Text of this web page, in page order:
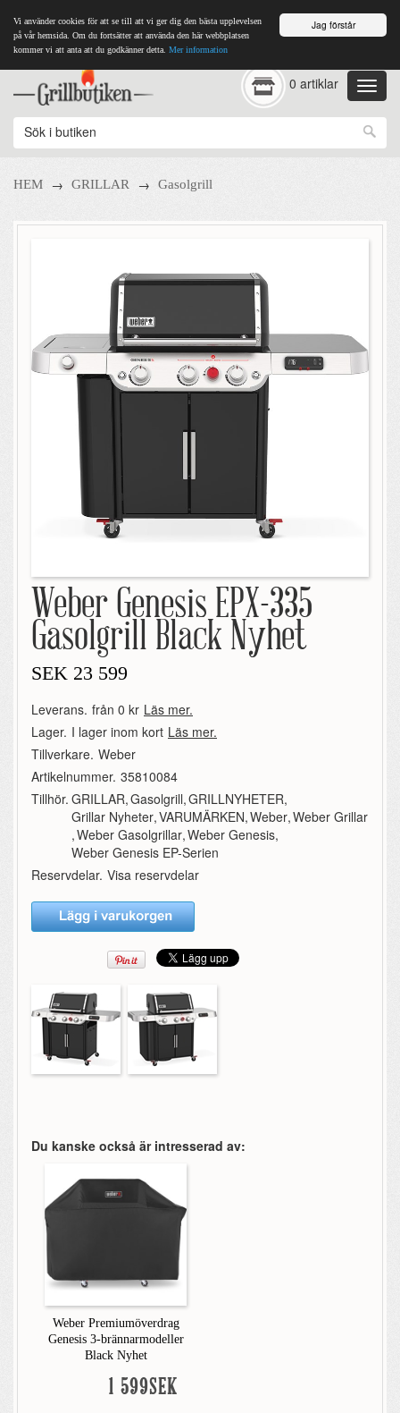
Jag förstår
Vi använder cookies för att se till att vi ger dig den bästa upplevelsen
på vår hemsida. Om du fortsätter att använda den här webbplatsen
kommer vi att anta att du godkänner detta. Mer information
0 artiklar
HEM → GRILLAR → Gasolgrill
Weber Genesis EPX-335
Gasolgrill Black Nyhet
SEK 23 599
Leverans. från 0 kr Läs mer.
Lager. I lager inom kort Läs mer.
Tillverkare. Weber
Artikelnummer. 35810084
Tillhör. GRILLAR,Gasolgrill,GRILLNYHETER,
Grillar Nyheter,VARUMÄRKEN,Weber,Weber Grillar
,Weber Gasolgrillar,Weber Genesis,
Weber Genesis EP-Serien
Reservdelar. Visa reservdelar
Du kanske också är intresserad av:
Weber Premiumöverdrag
Genesis 3-brännarmodeller
Black Nyhet
1 599SEK